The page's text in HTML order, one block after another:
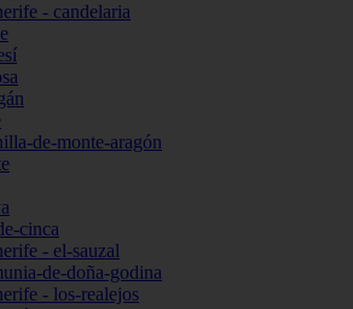
- candelaria
de-monte-aragón
cinca
- el-sauzal
de-doña-godina
- los-realejos